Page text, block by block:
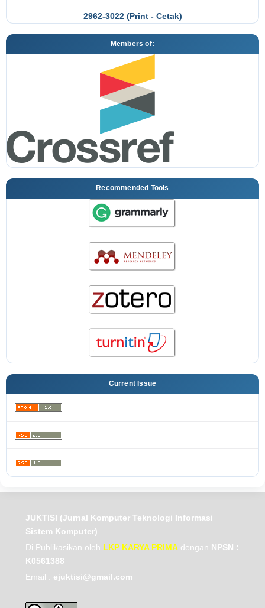
2962-3022 (Print - Cetak)
Members of:
Recommended Tools
Current Issue
JUKTISI (Jurnal Komputer Teknologi Informasi
Sistem Komputer)
Di Publikasikan oleh LKP KARYA PRIMA dengan NPSN :
K0561388
Email : ejuktisi@gmail.com